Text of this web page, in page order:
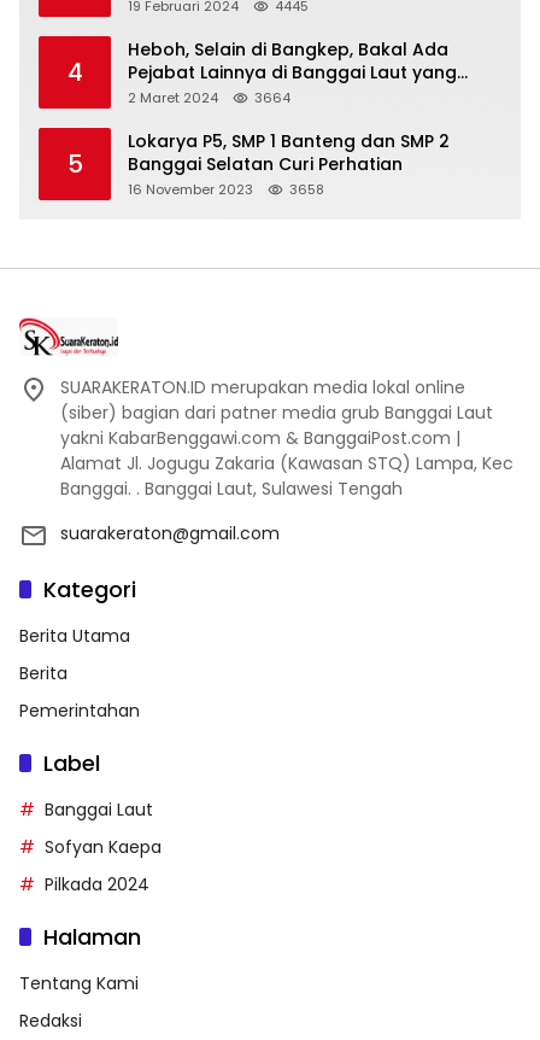
19 Februari 2024 4445
4
Heboh, Selain di Bangkep, Bakal Ada
Pejabat Lainnya di Banggai Laut yang
Bakal di Ciduk, Bagini Kata Kapolres!
2 Maret 2024 3664
5
Lokarya P5, SMP 1 Banteng dan SMP 2
Banggai Selatan Curi Perhatian
16 November 2023 3658
SUARAKERATON.ID merupakan media lokal online
(siber) bagian dari patner media grub Banggai Laut
yakni KabarBenggawi.com & BanggaiPost.com |
Alamat Jl. Jogugu Zakaria (Kawasan STQ) Lampa, Kec
Banggai. . Banggai Laut, Sulawesi Tengah
suarakeraton@gmail.com
Kategori
Berita Utama
Berita
Pemerintahan
Label
Banggai Laut
Sofyan Kaepa
Pilkada 2024
Halaman
Tentang Kami
Redaksi